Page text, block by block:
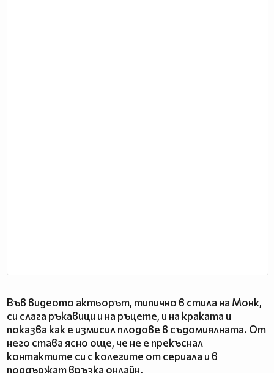
Във видеото актьорът, типично в стила на Монк,
си слага ръкавици и на ръцете, и на краката и
показва как е измисил плодове в съдомиялната. От
него става ясно още, че не е прекъснал
контактите си с колегите от сериала и в
поддържат връзка онлайн.